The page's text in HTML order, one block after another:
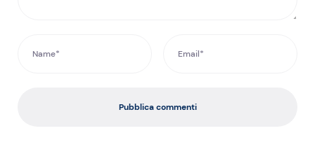
Pubblica commenti